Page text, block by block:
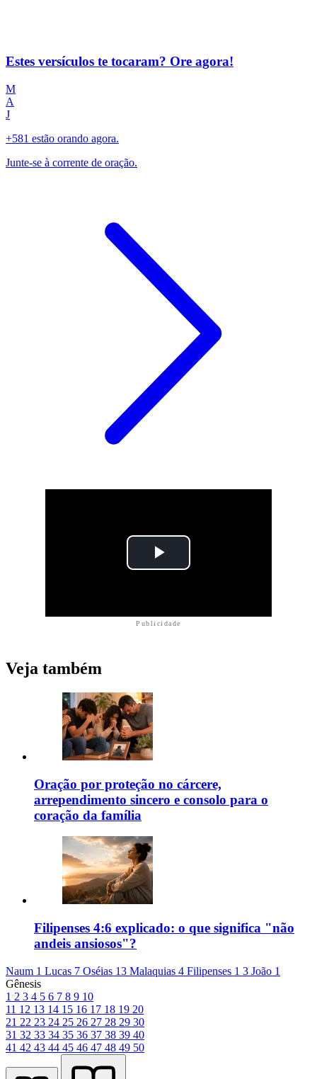
Estes versículos te tocaram? Ore agora!
M
A
J
+581 estão orando agora.
Junte-se à corrente de oração.
Publicidade
Veja também
Oração por proteção no cárcere,
arrependimento sincero e consolo para o
coração da família
Filipenses 4:6 explicado: o que significa "não
andeis ansiosos"?
Naum 1 Lucas 7 Oséias 13 Malaquias 4 Filipenses 1 3 João 1
Gênesis
1 2 3 4 5 6 7 8 9 10
11 12 13 14 15 16 17 18 19 20
21 22 23 24 25 26 27 28 29 30
31 32 33 34 35 36 37 38 39 40
41 42 43 44 45 46 47 48 49 50